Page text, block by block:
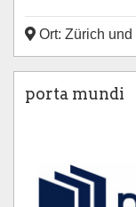
Ort: Zürich
porta mundi